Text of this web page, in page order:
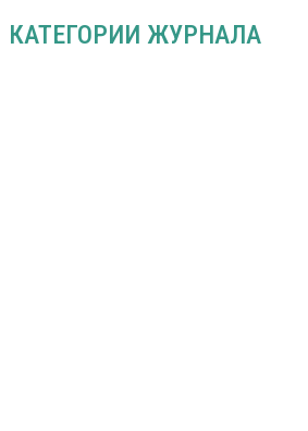
КАТЕГОРИИ ЖУРНАЛА